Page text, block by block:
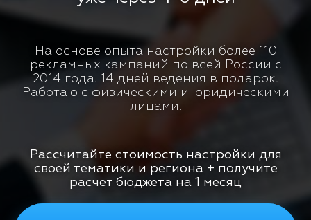
На основе опыта настройки более 110
рекламных кампаний по всей России с
2014 года. 14 дней ведения в подарок.
Работаю с физическими и юридическими
лицами.
Рассчитайте стоимость настройки для
своей тематики и региона + получите
расчет бюджета на 1 месяц